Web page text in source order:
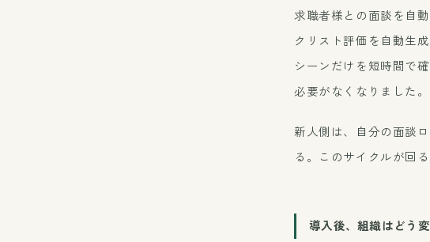
求職者様との面談を自
クリスト評価を自動生
シーンだけを短時間で
必要がなくなりました。
新人側は、自分の面談
る。このサイクルが回
導入後、組織はどう変